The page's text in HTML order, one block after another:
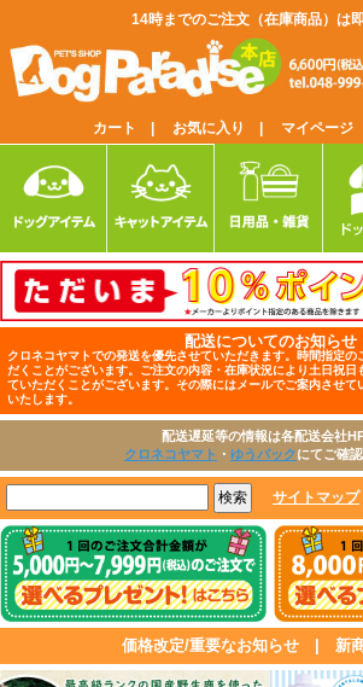
14時までのご注文（在庫商品）は
カート | お気に入り | マイページ |
配送についてのお知らせ
クロネコヤマトでの発送を優先させていただきます。時間指定の
だくことがございます。ご注文の内容・在庫状況により土日祝日
ていただくことがございます。その際にはメールでご案内させて
いたします。
配送遅延等の情報は各配送会社HP
クロネコヤマト ・ ゆうパックにてご確
サイトマップ
価格改定/重要なお知らせ 新